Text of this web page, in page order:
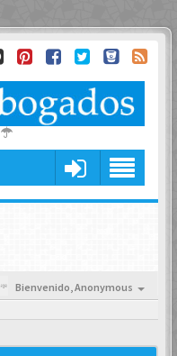
Bienvenido,Anonymous